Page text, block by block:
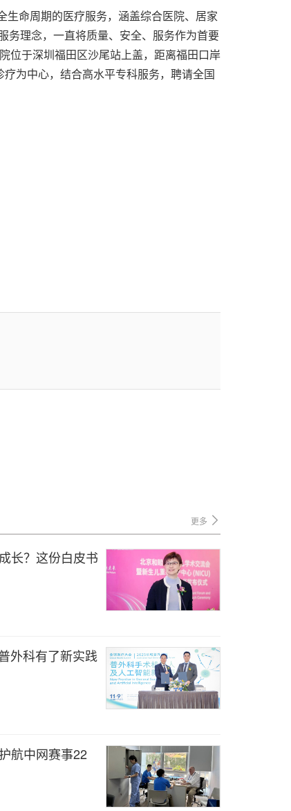
命周期的医疗服务，涵盖综合医院、居家
务理念，一直将质量、安全、服务作为首要
位于深圳福田区沙尾站上盖，距离福田口岸
为中心，结合高水平专科服务，聘请全国
更多
长？这份白皮书
外科有了新实践
航中网赛事22